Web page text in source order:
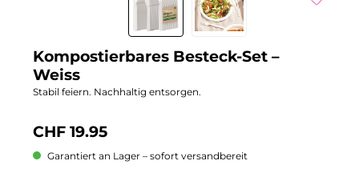
Kompostierbares Besteck-Set –
Weiss
Stabil feiern. Nachhaltig entsorgen.
CHF 19.95
Garantiert an Lager – sofort versandbereit